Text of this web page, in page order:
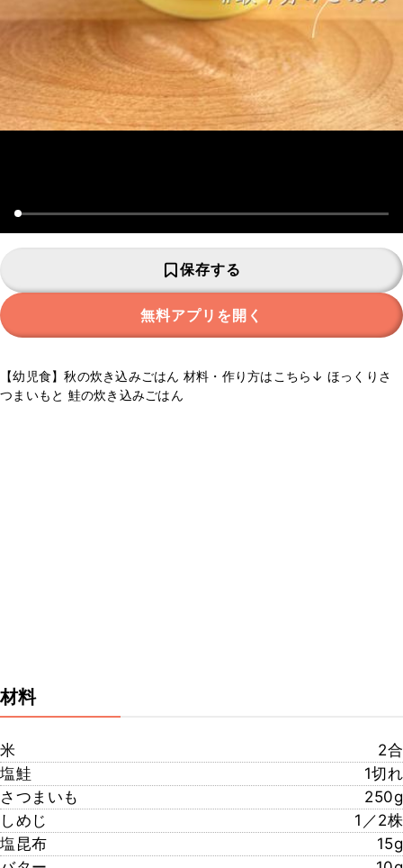
保存する
無料アプリを開く
【幼児食】秋の炊き込みごはん 材料・作り方はこちら↓ ほっくりさ
つまいもと 鮭の炊き込みごはん
材料
米
2合
塩鮭
1切れ
さつまいも
250g
しめじ
1／2株
塩昆布
15g